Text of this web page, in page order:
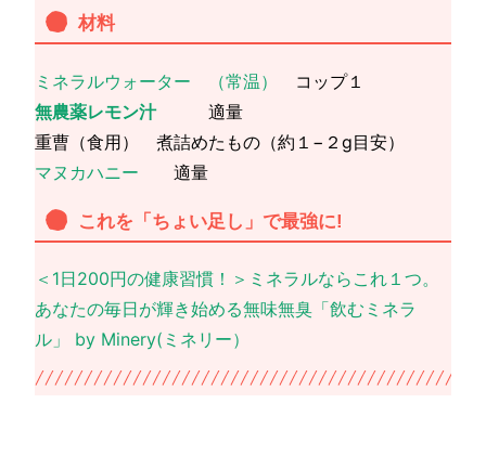
材料
ミネラルウォーター （常温）
コップ１
無農薬レモン汁
適量
重曹（食用） 煮詰めたもの（約１−２g目安）
マヌカハニー 適量
これを「ちょい足し」で最強に!
＜1日200円の健康習慣！＞ミネラルならこれ１つ。
あなたの毎日が輝き始める無味無臭「飲むミネラ
ル」 by Minery(ミネリー）